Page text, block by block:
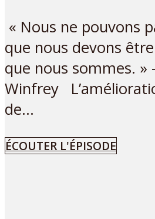
« Nous ne pouvons
que nous devons
que nous sommes. »
Winfrey
de...
ÉCOUTER L'ÉPISODE